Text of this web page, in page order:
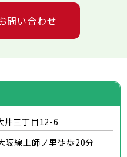
井三丁目12-6
阪線土師ノ里徒歩20分
問い合わせ